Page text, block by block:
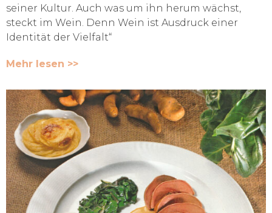
seiner Kultur. Auch was um ihn herum wächst,
steckt im Wein. Denn Wein ist Ausdruck einer
Identität der Vielfalt“
Mehr lesen >>